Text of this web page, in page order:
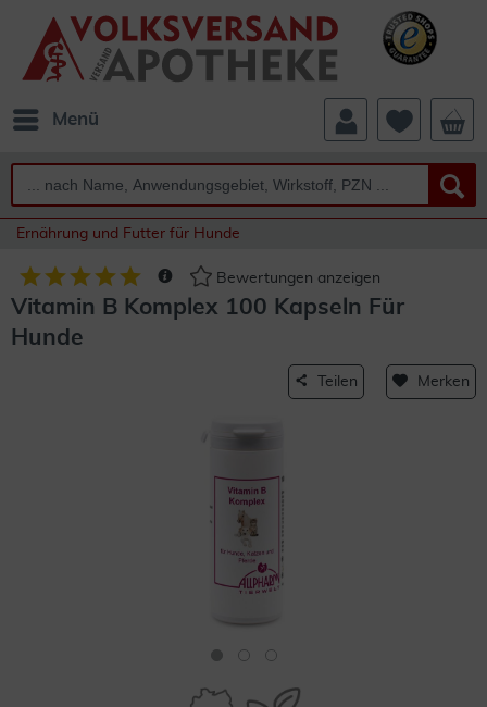
Menü
Ernährung und Futter für Hunde
Bewertungen anzeigen
Vitamin B Komplex 100 Kapseln Für
Hunde
Teilen Merken